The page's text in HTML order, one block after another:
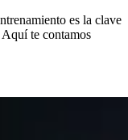
es la clave
Aquí te contamos